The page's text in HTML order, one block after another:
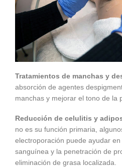
Tratamientos de manchas y
absorción de agentes
manchas y mejorar el tono de la
Reducción de celulitis y
no es su función primaria,
electroporación puede ayudar
sanguínea y la penetración de
eliminación de grasa localizada.